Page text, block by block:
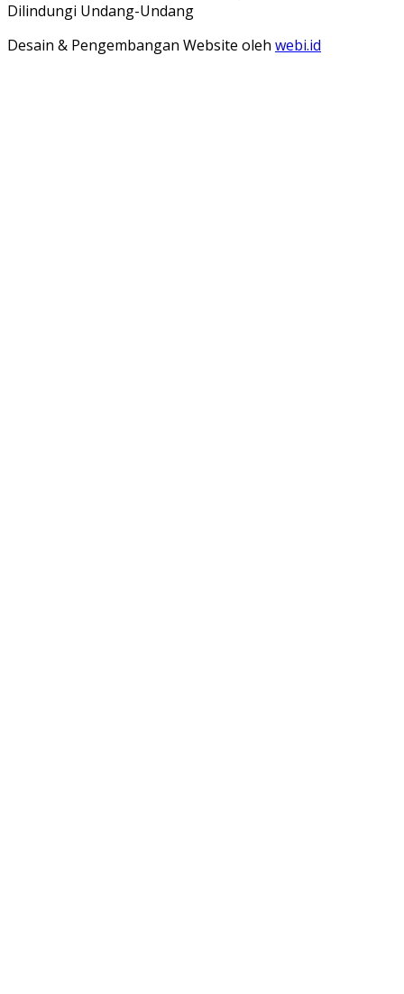
Dilindungi Undang-Undang
Desain & Pengembangan Website oleh webi.id